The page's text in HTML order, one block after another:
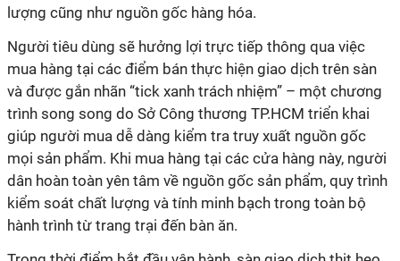
lượng cũng như nguồn gốc hàng hóa.
Người tiêu dùng sẽ hưởng lợi trực tiếp thông qua việc
mua hàng tại các điểm bán thực hiện giao dịch trên sàn
và được gắn nhãn “tick xanh trách nhiệm” – một chương
trình song song do Sở Công thương TP.HCM triển khai
giúp người mua dễ dàng kiểm tra truy xuất nguồn gốc
mọi sản phẩm. Khi mua hàng tại các cửa hàng này, người
dân hoàn toàn yên tâm về nguồn gốc sản phẩm, quy trình
kiểm soát chất lượng và tính minh bạch trong toàn bộ
hành trình từ trang trại đến bàn ăn.